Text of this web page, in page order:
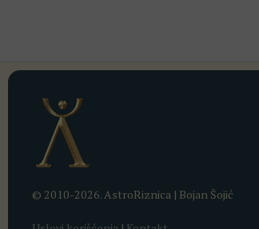
© 2010-2026. AstroRiznica | Bojan Šojić